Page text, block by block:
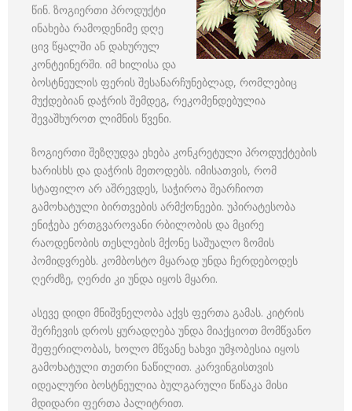
წინ. ზოგიერთი პროდუქტი
ინახება რამოდენიმე დღე
ცივ წყალში ან დახურულ
კონტეინერში. იმ ხილისა და
ბოსტნეულის ფერის შესანარჩუნებლად, რომლებიც
მუქდებიან დაჭრის შემდეგ, რეკომენდებულია
შევაშხუროთ ლიმნის წვენი.
ზოგიერთი შეზღუდვა ეხება კონკრეტული პროდუქტების
ხარისხს და დაჭრის მეთოდებს. იმისათვის, რომ
სტაფილო არ აშრევდეს, საჭიროა შეარჩიოთ
გამოხატული ბირთვების არმქონეები. უპირატესობა
ენიჭება ერთგვაროვანი რბილობის და მცირე
რაოდენობის თესლების მქონე საშუალო ზომის
პომიდვრებს. კომბოსტო მყარად უნდა ჩერდებოდეს
ღერძზე, ღერძი კი უნდა იყოს მყარი.
ასევე დიდი მნიშვნელობა აქვს ფერთა გამას. კიტრის
შერჩევის დროს ყურადღება უნდა მიაქციოთ მომწვანო
შეფერილობას, ხოლო მწვანე ხახვი უმჯობესია იყოს
გამოხატული თეთრი ნაწილით. კარვინგისთვის
იდეალური ბოსტნეულია ბულგარული წიწაკა მისი
მდიდარი ფერთა პალიტრით.